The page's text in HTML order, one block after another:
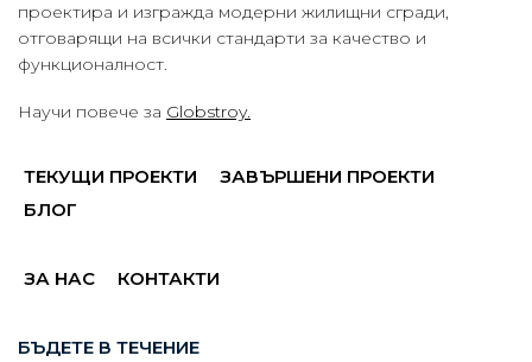
проектира и изгражда модерни жилищни сгради,
отговарящи на всички стандарти за качество и
функционалност.
Научи повече за Globstroy.
ТЕКУЩИ ПРОЕКТИ
ЗАВЪРШЕНИ ПРОЕКТИ
БЛОГ
ЗА НАС КОНТАКТИ
БЪДЕТЕ В ТЕЧЕНИЕ